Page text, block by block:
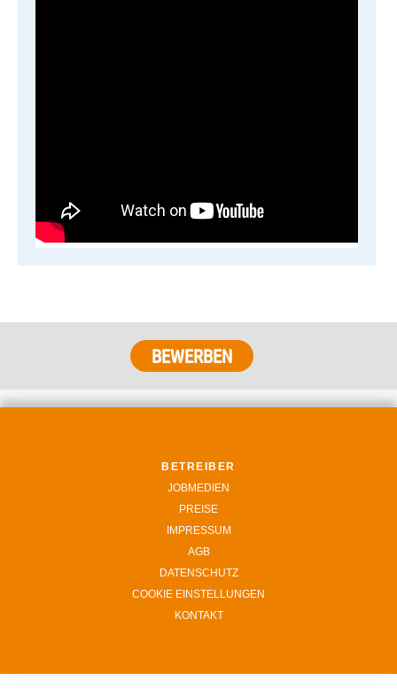
BETREIBER
JOBMEDIEN
PREISE
IMPRESSUM
AGB
DATENSCHUTZ
COOKIE EINSTELLUNGEN
KONTAKT